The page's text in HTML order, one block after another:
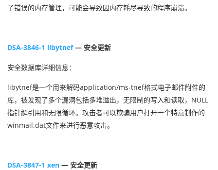
了错误的内存管理，可能会导致因内存耗尽导致的程序崩溃。
DSA-3846-1 libytnef— 安全更新
安全数据库详细信息：
libytnef是一个用来解码application/ms-tnef格式电子邮件附件的
库，被发现了多个漏洞包括多堆溢出，无限制的写入和读取，NULL
指针解引用和无限循环。攻击者可以欺骗用户打开一个特意制作的
winmail.dat文件来进行恶意攻击。
DSA-3847-1 xen — 安全更新